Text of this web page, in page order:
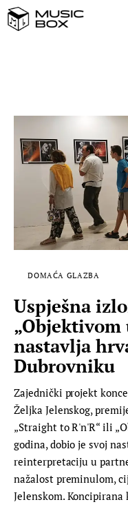
DOMAĆA
STRANA
FILM
MUSIC BOX
DOMAĆA GLAZBA
Uspješna
„Objektivom
nastavlja
Dubrovniku
Zajednički projekt
Željka Jelenskog,
„Straight to R'n'R“ ili
godina, dobio je svoj
reinterpretaciju u
nažalost preminulom,
Jelenskom.